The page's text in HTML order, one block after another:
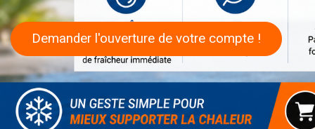
Demander l'ouverture de votre compte !